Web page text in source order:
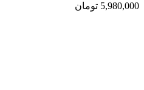
5,980,000 تومان